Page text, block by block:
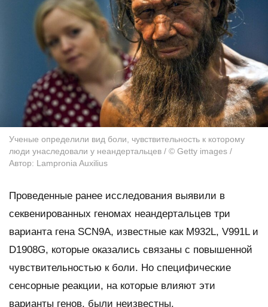
Ученые определили вид боли, чувствительность к которому
люди унаследовали у неандертальцев / © Getty images /
Автор: Lampronia Auxilius
Проведенные ранее исследования выявили в
секвенированных геномах неандертальцев три
варианта гена SCN9A, известные как M932L, V991L и
D1908G, которые оказались связаны с повышенной
чувствительностью к боли. Но специфические
сенсорные реакции, на которые влияют эти
варианты генов, были неизвестны.